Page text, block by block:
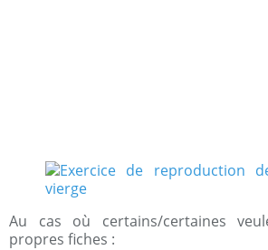
Au cas où certains/certaines
propres fiches :